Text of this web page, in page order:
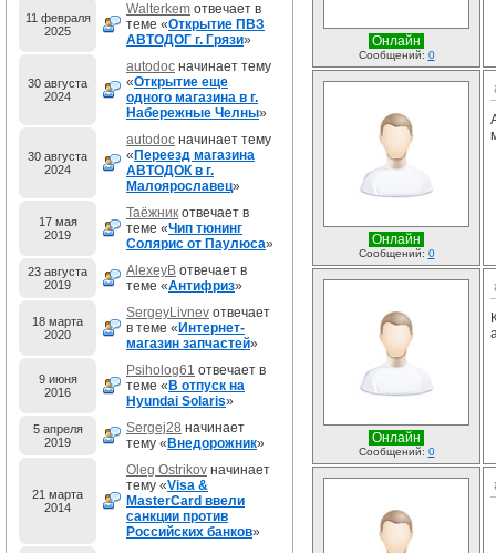
11 февраля
2025
Walterkem отвечает в
теме «Открытие ПВЗ
АВТОДОГ г. Грязи»
30 августа
2024
autodoc начинает тему
«Открытие еще
одного магазина в г.
Набережные Челны»
30 августа
2024
autodoc начинает тему
« Переезд магазина
АВТОДОК в г.
Малоярославец»
17 мая
2019
Таёжник отвечает в
теме «Чип тюнинг
Солярис от Паулюса»
23 августа
2019
AlexeyB отвечает в
теме «Антифриз»
18 марта
2020
SergeyLivnev отвечает
в теме « Интернет-
магазин запчастей»
9 июня
2016
Psiholog61 отвечает в
теме « В отпуск на
Hyundai Solaris»
5 апреля
2019
Sergej28 начинает
тему « Внедорожник»
21 марта
2014
Oleg Ostrikov начинает
тему «Visa &
MasterCard ввели
санкции против
Российских банков»
Онлайн
Сообщений: 0
Онлайн
Сообщений: 0
Онлайн
Сообщений: 0